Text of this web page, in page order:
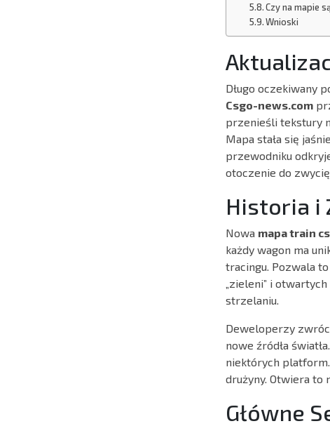
Czy na mapie
Wnioski
Długo oczekiwany
Csgo-news.com
przenieśli tekstury
Mapa stała się
przewodniku
otoczenie do
Historia i
Nowa mapa train
każdy wagon ma
tracingu. Pozwala
„zieleni” i
strzelaniu.
Deweloperzy
nowe źródła
niektórych
drużyny. Otwiera to
Główne